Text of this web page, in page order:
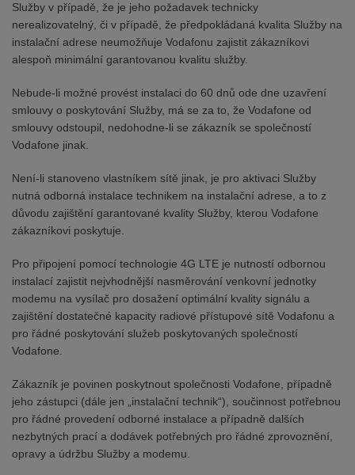
Služby v případě, že je jeho požadavek technicky
nerealizovatelný, či v případě, že předpokládaná kvalita Služby na
instalační adrese neumožňuje Vodafonu zajistit zákazníkovi
alespoň minimální garantovanou kvalitu služby.
Nebude-li možné provést instalaci do 60 dnů ode dne uzavření
smlouvy o poskytování Služby, má se za to, že Vodafone od
smlouvy odstoupil, nedohodne-li se zákazník se společností
Vodafone jinak.
Není-li stanoveno vlastníkem sítě jinak, je pro aktivaci Služby
nutná odborná instalace technikem na instalační adrese, a to z
důvodu zajištění garantované kvality Služby, kterou Vodafone
zákazníkovi poskytuje.
Pro připojení pomocí technologie 4G LTE je nutností odbornou
instalací zajistit nejvhodnější nasměrování venkovní jednotky
modemu na vysílač pro dosažení optimální kvality signálu a
zajištění dostatečné kapacity radiové přístupové sítě Vodafonu a
pro řádné poskytování služeb poskytovaných společností
Vodafone.
Zákazník je povinen poskytnout společnosti Vodafone, případně
jeho zástupci (dále jen „instalační technik“), součinnost potřebnou
pro řádné provedení odborné instalace a případně dalších
nezbytných prací a dodávek potřebných pro řádné zprovoznění,
opravy a údržbu Služby a modemu.